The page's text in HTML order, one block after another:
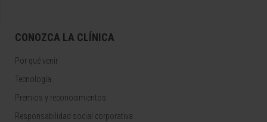
CONOZCA LA CLÍNICA
Por qué venir
Tecnología
Premios y reconocimientos
Responsabilidad social corporativa